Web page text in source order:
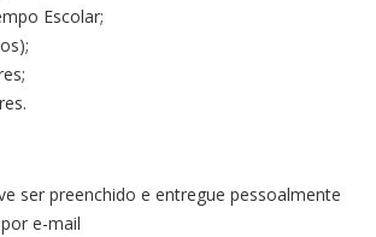
Escolar;
ser preenchido e entregue pessoalmente
e-mail